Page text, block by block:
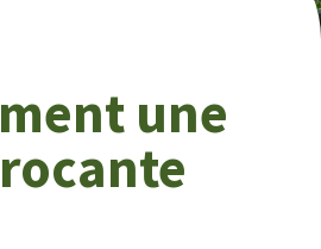
une